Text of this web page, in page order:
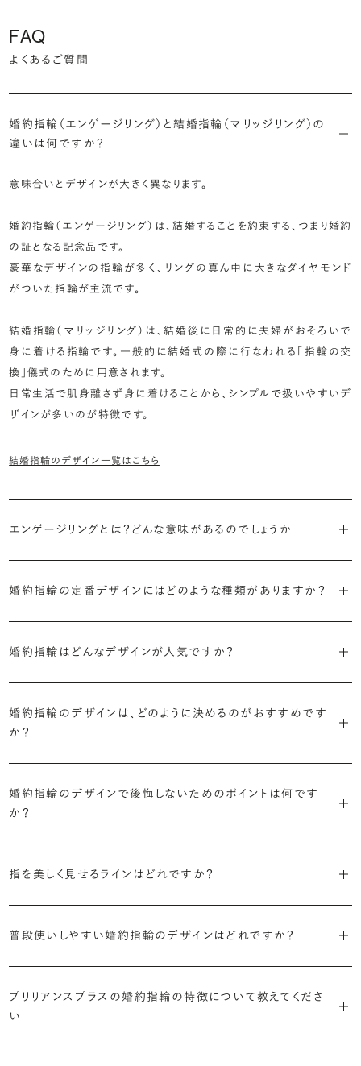
FAQ
よくあるご質問
婚約指輪（エンゲージリング）と結婚指輪（マリッジリング）の
違いは何ですか？
意味合いとデザインが大きく異なります。
婚約指輪（エンゲージリング）は、結婚することを約束する、つまり婚約
の証となる記念品です。
豪華なデザインの指輪が多く、リングの真ん中に大きなダイヤモンド
がついた指輪が主流です。
結婚指輪（マリッジリング）は、結婚後に日常的に夫婦がおそろいで
身に着ける指輪です。一般的に結婚式の際に行なわれる「指輪の交
換」儀式のために用意されます。
日常生活で肌身離さず身に着けることから、シンプルで扱いやすいデ
ザインが多いのが特徴です。
結婚指輪のデザイン一覧はこちら
エンゲージリングとは？どんな意味があるのでしょうか
リング」は婚約指輪の別名です。
Ring（エンゲージメントリング）と呼ばれます。
婚約指輪の定番デザインにはどのような種類がありますか？
リリアンスプラスでも不動の人気を誇ります。
えたデザイン。愛らしい雰囲気が楽しめます。
るという点でも人気があります。
ン。手元にしっかりと存在感を添えてくれます。
華やかなデザインをお好みの方から非常に人気です。
婚約指輪はどんなデザインが人気ですか？
に留めた王道のデザイン「ソリティア」です。
婚約指輪のデザインは、どのように決めるのがおすすめです
か？
す。
絞り、次にアームのフォルム（ストレート／ウェーブ／V字）と素材（プ
・年齢を重ねても似合うリングを目指す
・着用シーンを想像して選ぶ
日常的に身に着けたいのか、お出かけの時だけ身に着けたいのか
婚約指輪のデザインで後悔しないためのポイントは何です
か？
は実物を指に着けて見え方を確かめることです。
までじっくりと試着していただけます。
ショールームで婚約指輪を試着する
指を美しく見せるラインはどれですか？
見えやすいと言われています。
てきます。ぜひ、所要時間30秒のブリリアンスプラスオリジナル診断を
活用して、ご自身にぴったりのラインを探してみてください。
普段使いしやすい婚約指輪のデザインはどれですか？
なります。ブリリアンスプラスでは、普段の生活の中でも婚約指輪を楽
しく身に着けていただけるよう、全てのデザインが高さを抑えて作られ
プリリアンスプラスの婚約指輪の特徴について教えてくださ
い